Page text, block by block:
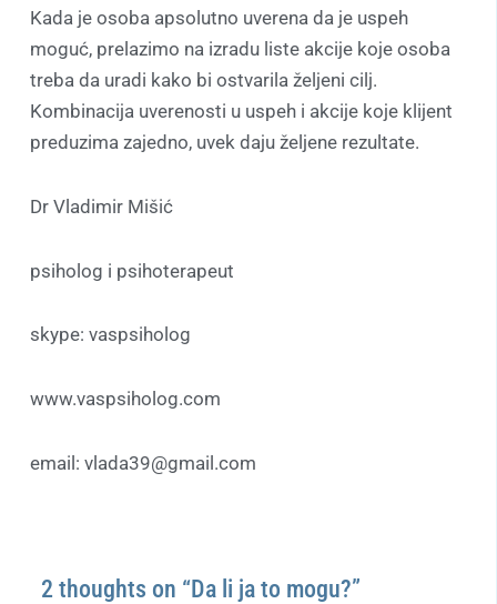
Kada je osoba apsolutno uverena da je uspeh
moguć, prelazimo na izradu liste akcije koje osoba
treba da uradi kako bi ostvarila željeni cilj.
Kombinacija uverenosti u uspeh i akcije koje klijent
preduzima zajedno, uvek daju željene rezultate.
Dr Vladimir Mišić
psiholog i psihoterapeut
skype: vaspsiholog
www.vaspsiholog.com
email: vlada39@gmail.com
2 thoughts on “Da li ja to mogu?”